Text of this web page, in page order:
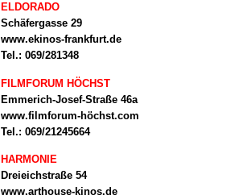
ELDORADO
Schäfergasse 29
www.ekinos-frankfurt.de
Tel.: 069/281348
FILMFORUM HÖCHST
Emmerich-Josef-Straße 46a
www.filmforum-höchst.com
Tel.: 069/21245664
HARMONIE
Dreieichstraße 54
www.arthouse-kinos.de